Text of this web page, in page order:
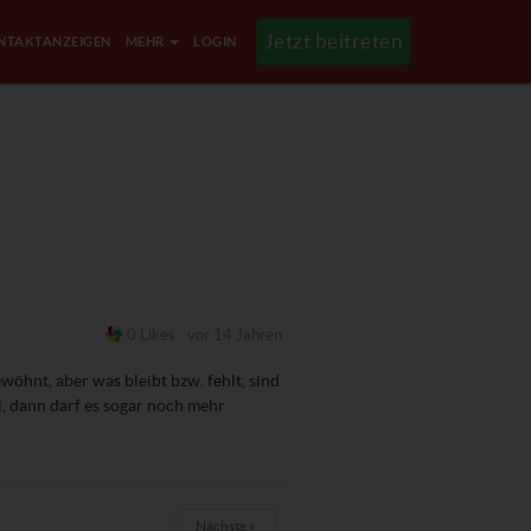
MEHR LOGIN Jetzt beitreten
aber was bleibt bzw. fehlt, sind
dann darf es sogar noch mehr
Nächste »